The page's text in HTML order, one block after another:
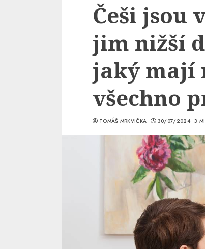
Češi jsou
jim nižší
jaký mají
všechno
TOMÁŠ MRKVIČKA 30/07/2024 3